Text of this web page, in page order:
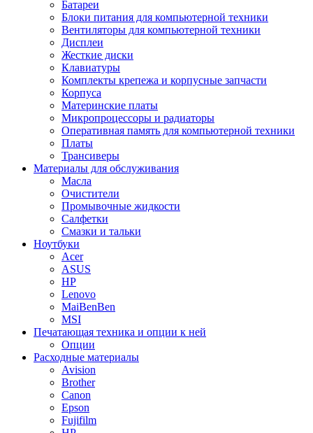
Батареи
Блоки питания для компьютерной техники
Вентиляторы для компьютерной техники
Дисплеи
Жесткие диски
Клавиатуры
Комплекты крепежа и корпусные запчасти
Корпуса
Материнские платы
Микропроцессоры и радиаторы
Оперативная память для компьютерной техники
Платы
Трансиверы
Материалы для обслуживания
Масла
Очистители
Промывочные жидкости
Салфетки
Смазки и тальки
Ноутбуки
Acer
ASUS
HP
Lenovo
MaiBenBen
MSI
Печатающая техника и опции к ней
Опции
Расходные материалы
Avision
Brother
Canon
Epson
Fujifilm